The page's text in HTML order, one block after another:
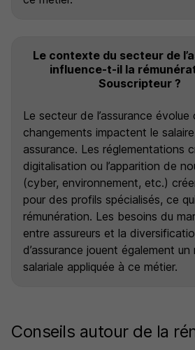
Le contexte du secteur de
influence-t-il la
Souscripteur ?
Le secteur de l’assurance
changements impactent le salaire
assurance. Les réglementations
digitalisation ou l’apparition de
(cyber, environnement, etc.)
pour des profils spécialisés, ce
rémunération. Les besoins du
entre assureurs et la
d’assurance jouent également
salariale appliquée à ce métier.
Conseils autour de la